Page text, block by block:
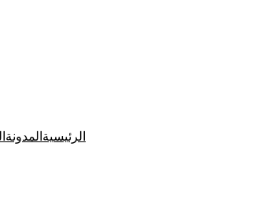
الرئيسيةالمدونة